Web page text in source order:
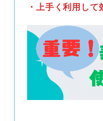
・上手く利用し